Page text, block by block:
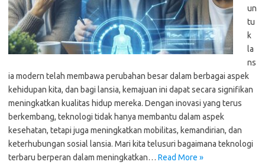
un
tu
k
la
ns
ia modern telah membawa perubahan besar dalam berbagai aspek
kehidupan kita, dan bagi lansia, kemajuan ini dapat secara signifikan
meningkatkan kualitas hidup mereka. Dengan inovasi yang terus
berkembang, teknologi tidak hanya membantu dalam aspek
kesehatan, tetapi juga meningkatkan mobilitas, kemandirian, dan
keterhubungan sosial lansia. Mari kita telusuri bagaimana teknologi
terbaru berperan dalam meningkatkan… Read More »